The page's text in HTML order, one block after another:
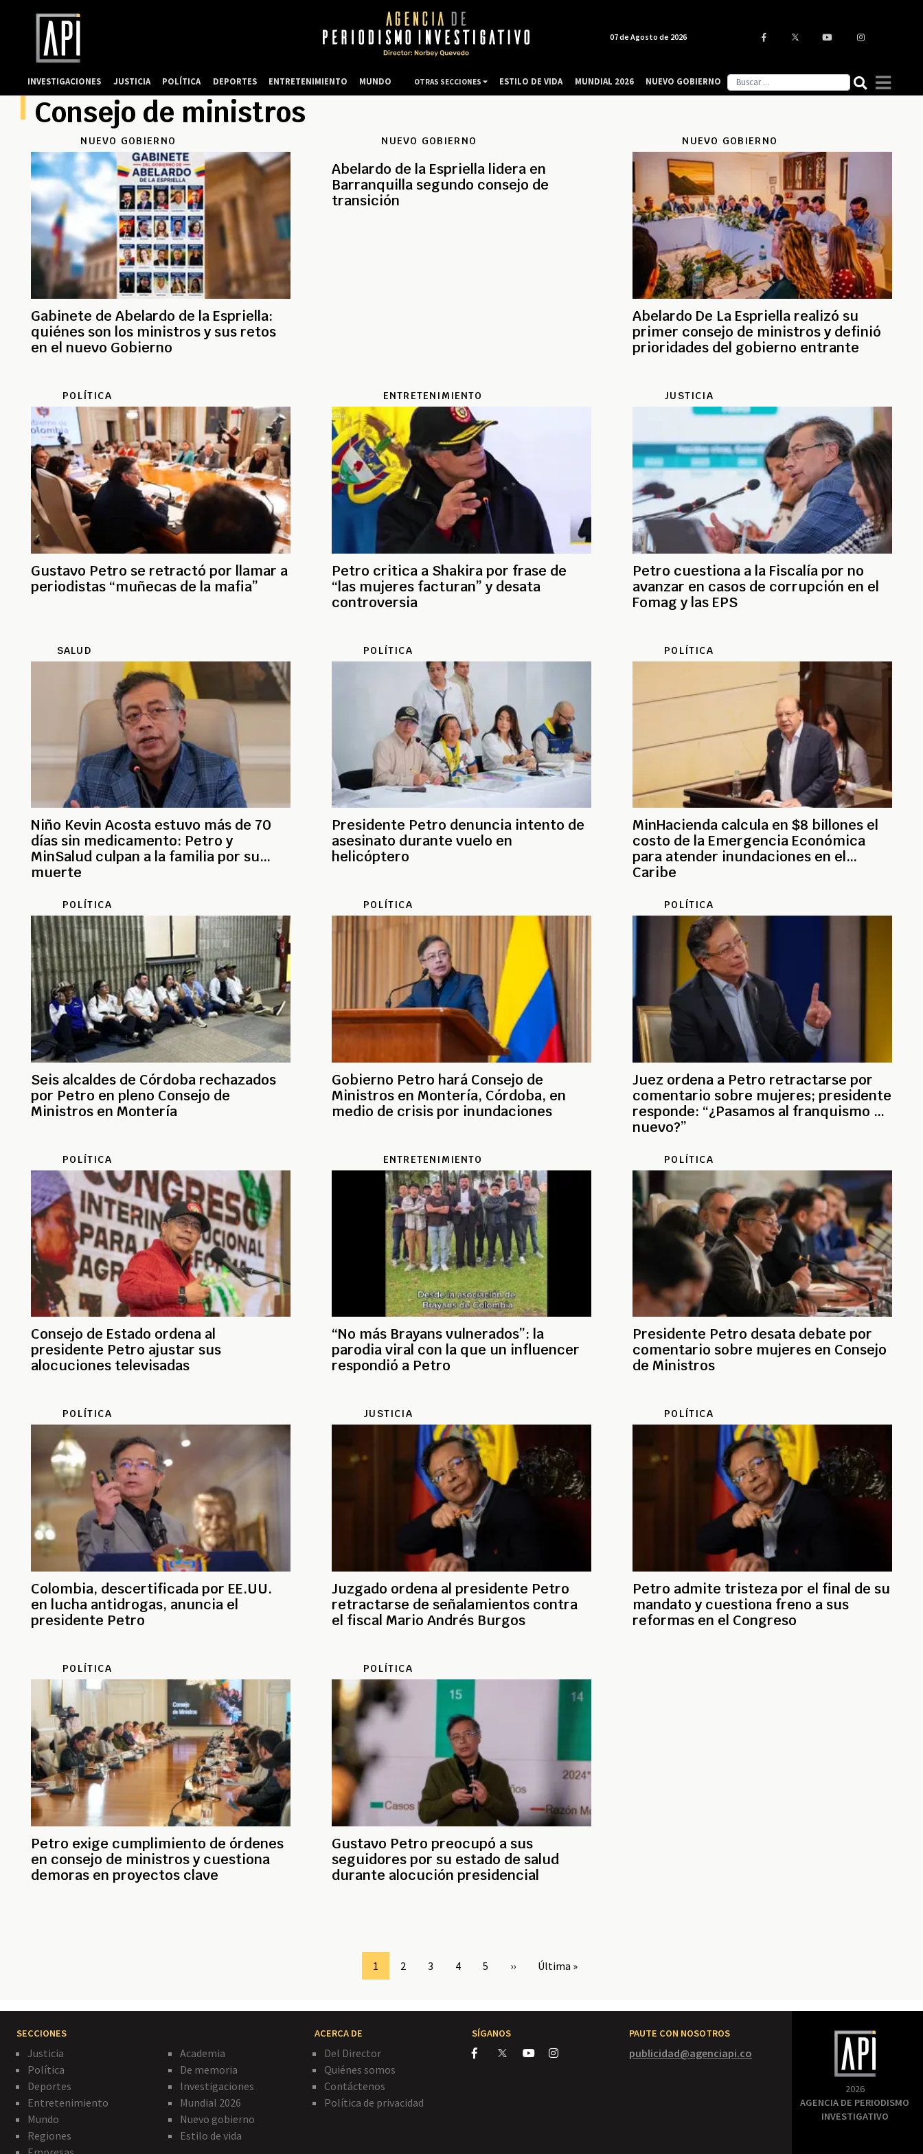
Consejo de ministros
NUEVO GOBIERNO
Gabinete de Abelardo de la Espriella:
quiénes son los ministros y sus retos
en el nuevo Gobierno
NUEVO GOBIERNO
Abelardo de la Espriella lidera en
Barranquilla segundo consejo de
transición
NUEVO GOBIERNO
Abelardo De La Espriella realizó su
primer consejo de ministros y definió
prioridades del gobierno entrante
POLÍTICA
Gustavo Petro se retractó por llamar a
periodistas “muñecas de la mafia”
ENTRETENIMIENTO
Petro critica a Shakira por frase de
“las mujeres facturan” y desata
controversia
JUSTICIA
Petro cuestiona a la Fiscalía por no
avanzar en casos de corrupción en el
Fomag y las EPS
SALUD
Niño Kevin Acosta estuvo más de 70
días sin medicamento: Petro y
MinSalud culpan a la familia por su
muerte
POLÍTICA
Presidente Petro denuncia intento de
asesinato durante vuelo en
helicóptero
POLÍTICA
MinHacienda calcula en $8 billones el
costo de la Emergencia Económica
para atender inundaciones en el
Caribe
POLÍTICA
Seis alcaldes de Córdoba rechazados
por Petro en pleno Consejo de
Ministros en Montería
POLÍTICA
Gobierno Petro hará Consejo de
Ministros en Montería, Córdoba, en
medio de crisis por inundaciones
POLÍTICA
Juez ordena a Petro retractarse por
comentario sobre mujeres; presidente
responde: “¿Pasamos al franquismo de
nuevo?”
POLÍTICA
Consejo de Estado ordena al
presidente Petro ajustar sus
alocuciones televisadas
ENTRETENIMIENTO
“No más Brayans vulnerados”: la
parodia viral con la que un influencer
respondió a Petro
POLÍTICA
Presidente Petro desata debate por
comentario sobre mujeres en Consejo
de Ministros
POLÍTICA
Colombia, descertificada por EE.UU.
en lucha antidrogas, anuncia el
presidente Petro
JUSTICIA
Juzgado ordena al presidente Petro
retractarse de señalamientos contra
el fiscal Mario Andrés Burgos
POLÍTICA
Petro admite tristeza por el final de su
mandato y cuestiona freno a sus
reformas en el Congreso
POLÍTICA
Petro exige cumplimiento de órdenes
en consejo de ministros y cuestiona
demoras en proyectos clave
POLÍTICA
Gustavo Petro preocupó a sus
seguidores por su estado de salud
durante alocución presidencial
Page
1 Page
2 Page
3 Page
4 Page
5
Siguiente
››
Última
Última »
SECCIONES
Justicia
Política
Deportes
Entretenimiento
Mundo
Regiones
Academia
De memoria
Investigaciones
Mundial 2026
Nuevo gobierno
Estilo de vida
ACERCA DE
Del Director
Quiénes somos
Contáctenos
Política de privacidad
SÍGANOS PAUTE CON NOSOTROS
publicidad@agenciapi.co
2026
AGENCIA DE PERIODISMO
INVESTIGATIVO
07 de Agosto de 2026
INVESTIGACIONES JUSTICIA POLÍTICA DEPORTES ENTRETENIMIENTO MUNDO OTRAS SECCIONES ESTILO DE VIDA MUNDIAL 2026 NUEVO GOBIERNO